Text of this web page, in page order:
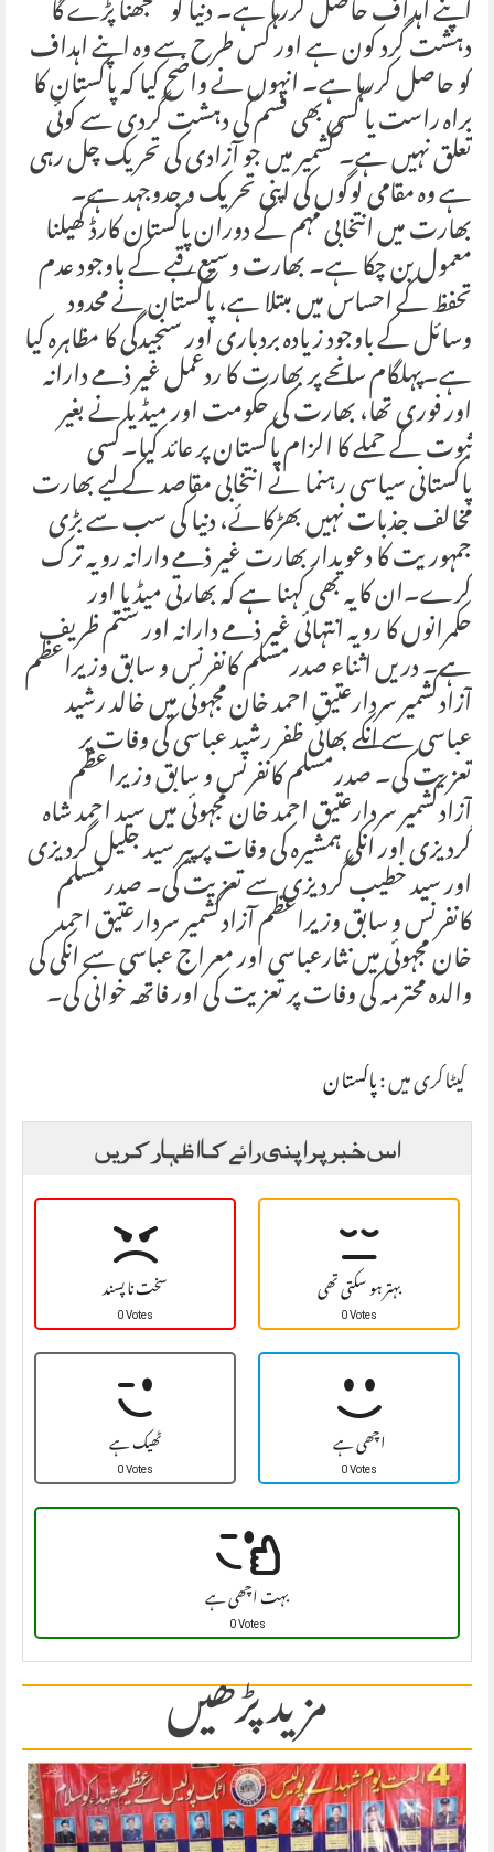
دہشت گرد کون ہے اور کس طرح سے وہ اپنے اہداف
کو حاصل کررہا ہے۔ انہوں نے واضح کیا کہ پاکستان کا
براہ راست یا کسی بھی قسم کی دہشت گردی سے کوئی
تعلق نہیں ہے۔ کشمیر میں جو آزادی کی تحریک چل رہی
ہے وہ مقامی لوگوں کی اپنی تحریک و جدوجہد ہے۔
بھارت میں انتخابی مہم کے دوران پاکستان کارڈ کھیلنا
معمول بن چکا ہے۔ بھارت وسیع رقبے کے باوجود عدم
تحفظ کے احساس میں مبتلا ہے، پاکستان نے محدود
وسائل کے باوجود زیادہ بردباری اور سنجیدگی کا مظاہرہ کیا
ہے۔پہلگام سانحے پر بھارت کا ردعمل غیر ذمے دارانہ
اور فوری تھا، بھارت کی حکومت اور میڈیا نے بغیر
ثبوت کے حملے کا الزام پاکستان پر عائد کیا۔کسی
پاکستانی سیاسی رہنما نے انتخابی مقاصد کے لیے بھارت
مخالف جذبات نہیں بھڑکائے، دنیا کی سب سے بڑی
جمہوریت کا دعویدار بھارت غیر ذمے دارانہ رویہ ترک
کرے۔ان کا یہ بھی کہنا ہے کہ بھارتی میڈیا اور
حکمرانوں کا رویہ انتہائی غیر ذمے دارانہ اور ستم ظریف
ہے۔ دریں اثناء صدرمسلم کانفرنس و سابق وزیراعظم
آزادکشمیر سردارعتیق احمد خان مجہوئی میں خالد رشید
عباسی سے انکے بھائی ظفر رشید عباسی کی وفات پر
تعزیت کی۔ صدرمسلم کانفرنس و سابق وزیراعظم
آزادکشمیر سردارعتیق احمد خان مجہوئی میں سید احمد شاہ
گردیزی اور انکی ہمشیرہ کی وفات پر پیر سید جلیل گردیزی
اور سید خطیب گردیزی سے تعزیت کی۔ صدرمسلم
کانفرنس و سابق وزیراعظم آزادکشمیر سردارعتیق احمد
خان مجہوئی میں نثارعباسی اور معراج عباسی سے انکی کی
والدہ محترمہ کی وفات پر تعزیت کی اور فاتھہ خوانی کی۔
کیٹاگری میں :پاکستان
اس خبر پر اپنی رائے کا اظہار کریں
سخت نا پسند
0 Votes بہتر ہو سکتی تھی
0 Votes
ٹھیک ہے
0 Votes اچھی ہے
0 Votes
بہت اچھی ہے
0 Votes
مزید پڑھیں